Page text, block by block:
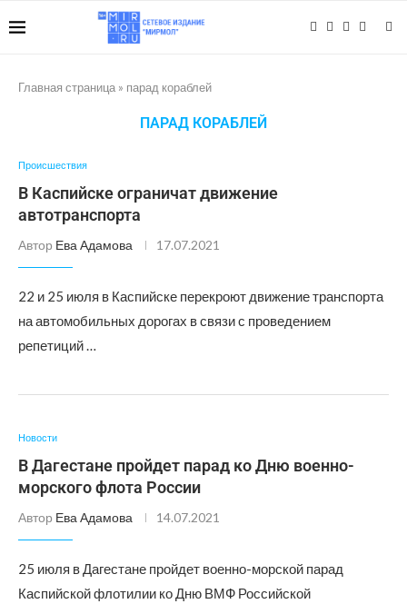
Главная страница » парад кораблей
ПАРАД КОРАБЛЕЙ
Происшествия
В Каспийске ограничат движение
автотранспорта
Автор Ева Адамова 17.07.2021
22 и 25 июля в Каспийске перекроют движение транспорта
на автомобильных дорогах в связи с проведением
репетиций …
Новости
В Дагестане пройдет парад ко Дню военно-
морского флота России
Автор Ева Адамова 14.07.2021
25 июля в Дагестане пройдет военно-морской парад
Каспийской флотилии ко Дню ВМФ Российской